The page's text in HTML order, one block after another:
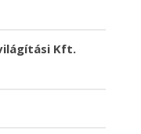
Kft.